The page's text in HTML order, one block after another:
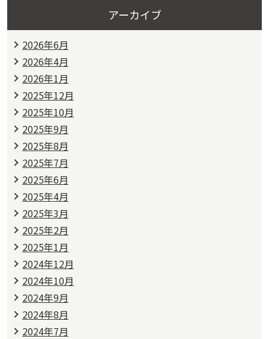
アーカイブ
2026年6月
2026年4月
2026年1月
2025年12月
2025年10月
2025年9月
2025年8月
2025年7月
2025年6月
2025年4月
2025年3月
2025年2月
2025年1月
2024年12月
2024年10月
2024年9月
2024年8月
2024年7月